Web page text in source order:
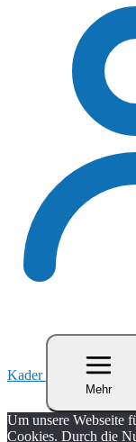
Kader
Mehr
Um unsere Webseite
Cookies. Durch die